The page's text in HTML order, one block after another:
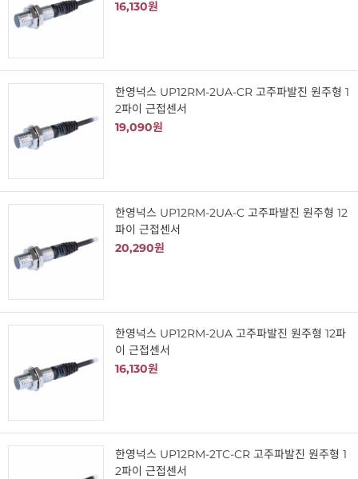
16,130원
한영넉스 UP12RM-2UA-CR 고주파발진 원주형 1
2파이 근접센서
19,090원
한영넉스 UP12RM-2UA-C 고주파발진 원주형 12
파이 근접센서
20,290원
한영넉스 UP12RM-2UA 고주파발진 원주형 12파
이 근접센서
16,130원
한영넉스 UP12RM-2TC-CR 고주파발진 원주형 1
2파이 근접센서